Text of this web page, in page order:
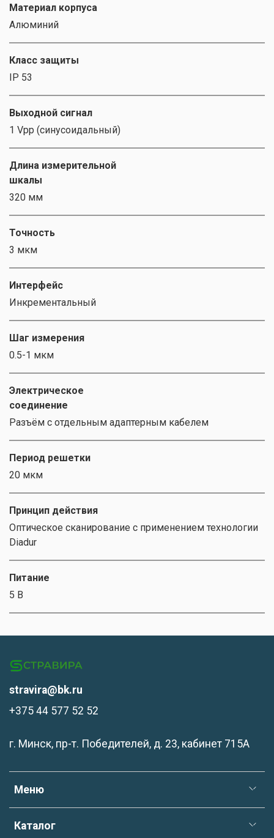
Материал корпуса
Алюминий
Класс защиты
IP 53
Выходной сигнал
1 Vpp (синусоидальный)
Длина измерительной
шкалы
320 мм
Точность
3 мкм
Интерфейс
Инкрементальный
Шаг измерения
0.5-1 мкм
Электрическое
соединение
Разъём с отдельным адаптерным кабелем
Период решетки
20 мкм
Принцип действия
Оптическое сканирование с применением технологии
Diadur
Питание
5 В
Меню
Каталог
stravira@bk.ru
+375 44 577 52 52
г. Минск, пр-т. Победителей, д. 23, кабинет 715А